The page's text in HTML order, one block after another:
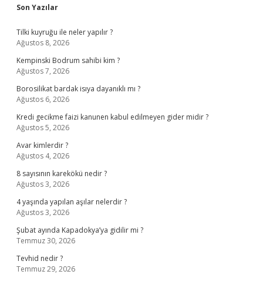
Sidebar
Son Yazılar
Tilki kuyruğu ile neler yapılır ?
Ağustos 8, 2026
Kempinski Bodrum sahibi kim ?
Ağustos 7, 2026
Borosilikat bardak isıya dayanıklı mı ?
Ağustos 6, 2026
Kredi gecikme faizi kanunen kabul edilmeyen gider midir ?
Ağustos 5, 2026
Avar kimlerdir ?
Ağustos 4, 2026
8 sayısının karekökü nedir ?
Ağustos 3, 2026
4 yaşında yapılan aşılar nelerdir ?
Ağustos 3, 2026
Şubat ayında Kapadokya’ya gidilir mi ?
Temmuz 30, 2026
Tevhid nedir ?
Temmuz 29, 2026